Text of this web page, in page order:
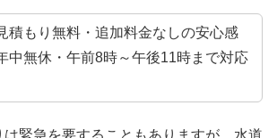
積もり無料・追加料金なしの安心感
中無休・午前8時～午後11時まで対応
緊急を要することもありますが、水道